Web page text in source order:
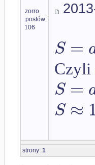
zorro
postów:
106
S =
Czyli
S =
S ≈
strony: 1